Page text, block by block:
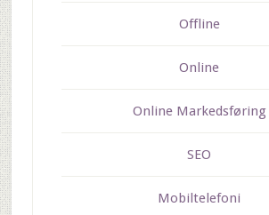
Offline
Online
Online Markedsføring
SEO
Mobiltelefoni